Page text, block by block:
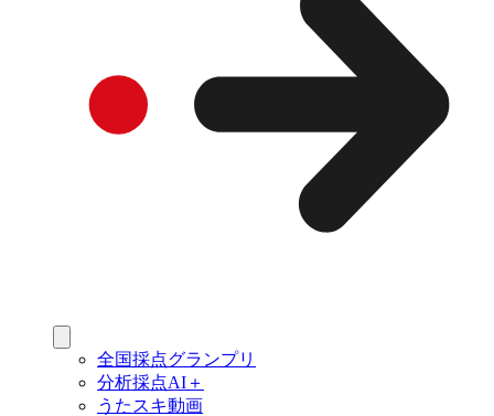
全国採点グランプリ
分析採点AI＋
うたスキ動画